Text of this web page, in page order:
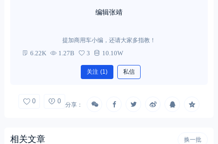
提加商用车小编，还请大家多指教！
关注 (1) 私信
分享：
不负重托 交出完美答卷 ——金龙客车